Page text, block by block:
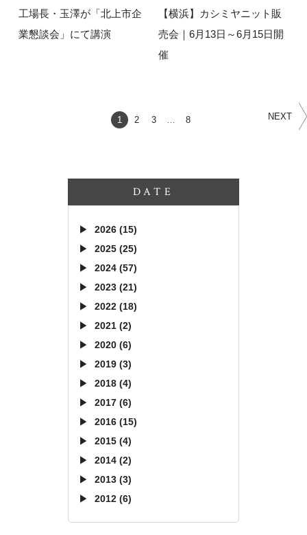
工場長・玉澤が「北上市企
業懇談会」にて講演
【横浜】カシミヤニット販
売会｜6月13日～6月15日開
催
1 2 3 8 NEXT
DATE
2026 (15)
2025 (25)
2024 (57)
2023 (21)
2022 (18)
2021 (2)
2020 (6)
2019 (3)
2018 (4)
2017 (6)
2016 (15)
2015 (4)
2014 (2)
2013 (3)
2012 (6)